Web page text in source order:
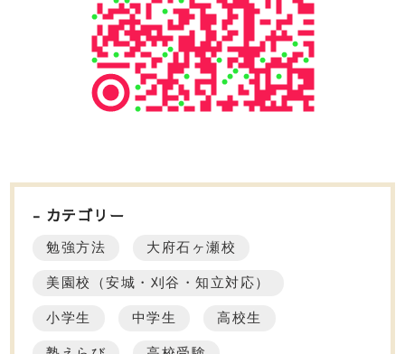
カテゴリー
勉強方法 大府石ヶ瀬校
美園校（安城・刈谷・知立対応）
小学生 中学生 高校生